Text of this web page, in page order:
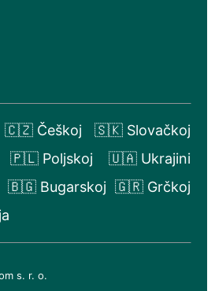
🇨🇿 Češkoj
🇸🇰 Slovačkoj
🇵🇱 Poljskoj
🇺🇦 Ukrajini
🇧🇬 Bugarskoj 🇬🇷 Grčkoj
s. r. o.